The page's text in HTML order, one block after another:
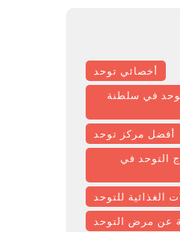
أخصائي توحد
في سلطنة
أفضل مركز توحد
التوحد في
الغذائية للتوحد
عن مرض التوحد